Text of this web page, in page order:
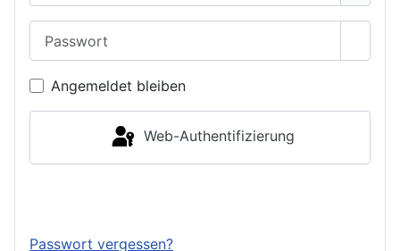
Angemeldet bleiben
Web-Authentifizierung
Passwort vergessen?